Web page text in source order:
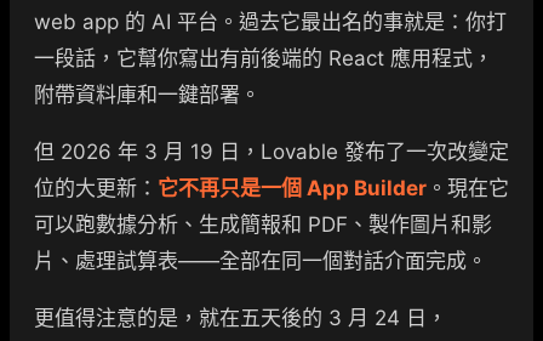
web app 的 AI 平台。過去它最出名的事就是：你打
一段話，它幫你寫出有前後端的 React 應用程式，
附帶資料庫和一鍵部署。
但 2026 年 3 月 19 日，Lovable 發布了一次改變定
位的大更新： 它不再只是一個 App Builder 。現在它
可以跑數據分析、生成簡報和 PDF、製作圖片和影
片、處理試算表——全部在同一個對話介面完成。
更值得注意的是，就在五天後的 3 月 24 日，